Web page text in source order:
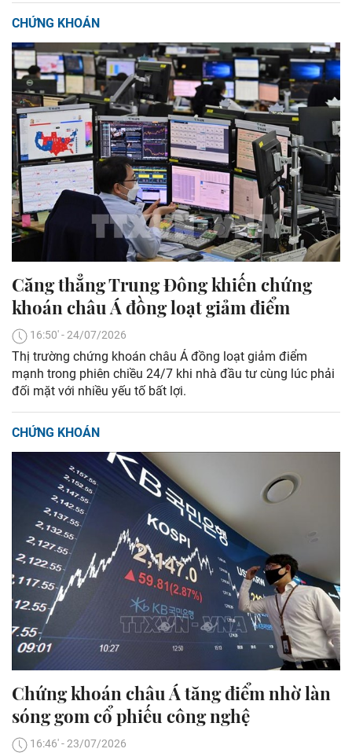
CHỨNG KHOÁN
Căng thẳng Trung Đông khiến chứng
khoán châu Á đồng loạt giảm điểm
16:50' - 24/07/2026
Thị trường chứng khoán châu Á đồng loạt giảm điểm
mạnh trong phiên chiều 24/7 khi nhà đầu tư cùng lúc phải
đối mặt với nhiều yếu tố bất lợi.
CHỨNG KHOÁN
Chứng khoán châu Á tăng điểm nhờ làn
sóng gom cổ phiếu công nghệ
16:46' - 23/07/2026